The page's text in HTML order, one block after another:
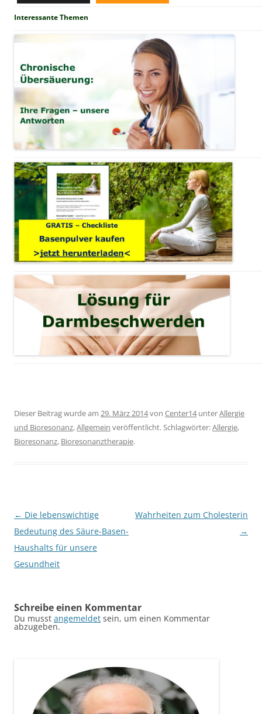
Interessante Themen
Dieser Beitrag wurde am 29. März 2014von Center14unterAllergie
und Bioresonanz,Allgemein veröffentlicht. Schlagwörter:Allergie,
Bioresonanz, Bioresonanztherapie.
Beitragsnavigation
← Die lebenswichtige
Bedeutung des Säure-Basen-
Haushalts für unsere
Gesundheit
Wahrheiten zum Cholesterin
→
Schreibe einen Kommentar
Du musst angemeldet sein, um einen Kommentar
abzugeben.